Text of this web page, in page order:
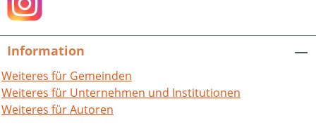
deux langues. Des Allemandes du Pays
de Bade et du Palatinat et des
Françaises d'Alsace, racontent leur
destin et les moments heureux de part
Information
Weiteres für Gemeinden
Weiteres für Unternehmen und Institutionen
Weiteres für Autoren